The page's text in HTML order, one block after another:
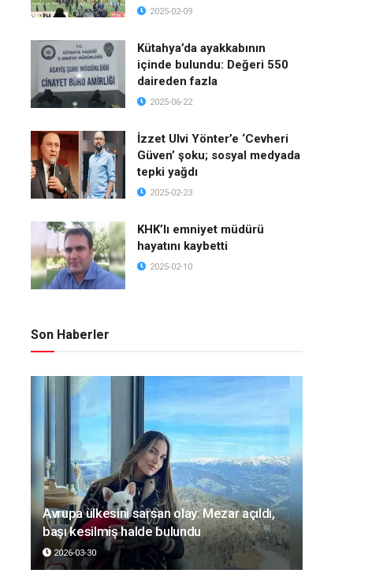
2025-02-09
Kütahya’da ayakkabının
içinde bulundu: Değeri 550
daireden fazla
2025-06-22
İzzet Ulvi Yönter’e ‘Cevheri
Güven’ şoku; sosyal medyada
tepki yağdı
2025-02-23
KHK’lı emniyet müdürü
hayatını kaybetti
2025-02-10
Son Haberler
Avrupa ülkesini sarsan olay: Mezar açıldı,
başı kesilmiş halde bulundu
2026-03-30